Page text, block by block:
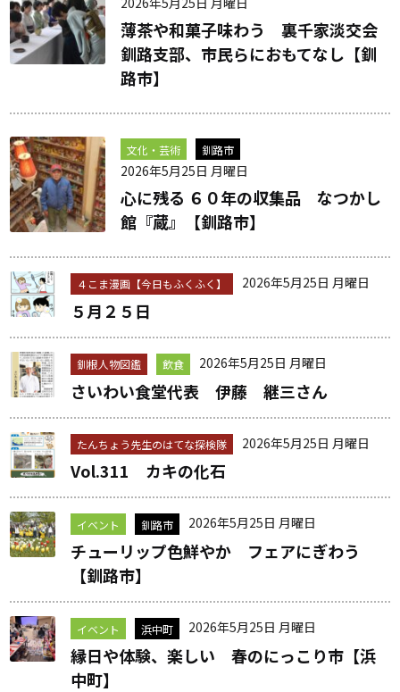
薄茶や和菓子味わう 裏千家淡交会
釧路支部、市民らにおもてなし【釧
路市】
文化・芸術 釧路市
2026年5月25日 月曜日
心に残る ６０年の収集品 なつかし
館『蔵』【釧路市】
４こま漫画【今日もふくふく】 2026年5月25日 月曜日
５月２５日
釧根人物図鑑 飲食 2026年5月25日 月曜日
さいわい食堂代表 伊藤 継三さん
たんちょう先生のはてな探検隊 2026年5月25日 月曜日
Vol.311 カキの化石
イベント 釧路市 2026年5月25日 月曜日
チューリップ色鮮やか フェアにぎわう
【釧路市】
イベント 浜中町 2026年5月25日 月曜日
縁日や体験、楽しい 春のにっこり市【浜
中町】